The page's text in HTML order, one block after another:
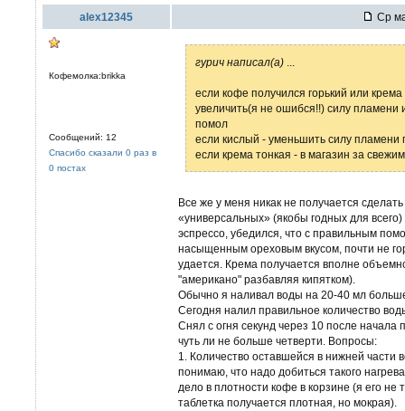
alex12345 Ср
Кофемолка:brikka
Сообщений: 12
Спасибо сказали 0 раз в
0 постах
гурич написал(а)
если кофе получился горький или
увеличить(я не ошибся!!) силу пламени
помол
если кислый - уменьшить силу пламени
если крема тонкая - в магазин за
Все же у меня никак не получается
«универсальных» (якобы годных для
эспрессо, убедился, что с правильным
насыщенным ореховым вкусом, почти не
удается. Крема получается вполне
"американо" разбавляя кипятком).
Обычно я наливал воды на 20-40 мл
Сегодня налил правильное количество
Снял с огня секунд через 10 после
чуть ли не больше четверти. Вопросы:
1. Количество оставшейся в нижней части
понимаю, что надо добиться такого
дело в плотности кофе в корзине (я его
таблетка получается плотная, но мокрая).